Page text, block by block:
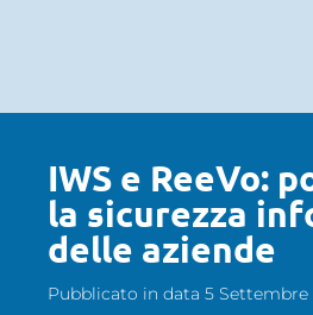
IWS e ReeVo:
la sicurezza
delle aziende
Pubblicato in data 5 Settembre